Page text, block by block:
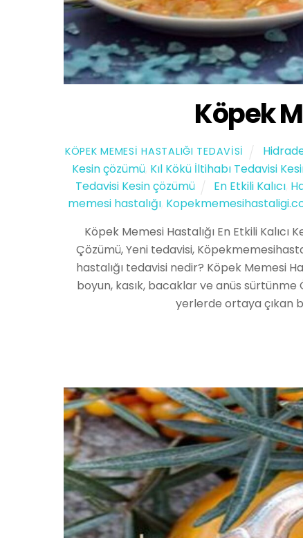
Köpek
KÖPEK MEMESI HASTALIĞI TEDAVISI
Kesin çözümü Kıl Kökü İltihabı Tedavisi
Tedavisi Kesin çözümü
En Etkili Kalıcı
memesi hastalığı,
Köpek Memesi Hastalığı En Etkili Kalıcı
Çözümü, Yeni tedavisi,
hastalığı tedavisi nedir? Köpek Memesi
boyun, kasık, bacaklar ve anüs
yerlerde ortaya çıkan